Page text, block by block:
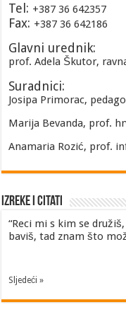
Tel: +387 36 642357
Fax: +387 36 642186
Glavni urednik:
prof. Adela Škutor,
Suradnici:
Josipa Primorac,
Marija Bevanda, prof.
Anamaria Rozić, prof.
Izreke i Citati
“Reci mi s kim se
baviš, tad znam što
Sljedeći »